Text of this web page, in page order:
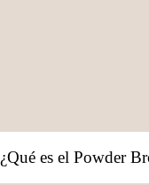
¿Qué es el Powder